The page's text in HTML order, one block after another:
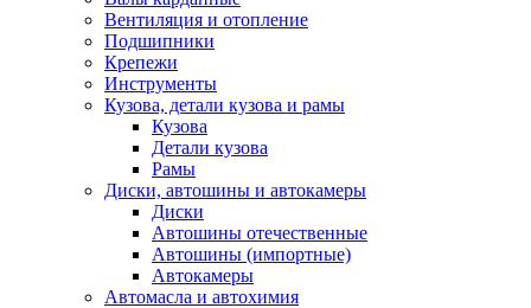
Вентиляция и отопление
Подшипники
Крепежи
Инструменты
Кузова, детали кузова и рамы
Кузова
Детали кузова
Рамы
Диски, автошины и автокамеры
Диски
Автошины отечественные
Автошины (импортные)
Автокамеры
Автомасла и автохимия